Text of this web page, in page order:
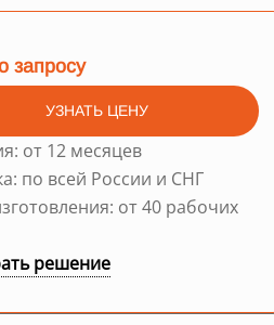
запросу
УЗНАТЬ ЦЕНУ
от 12 месяцев
по всей России и СНГ
от 40 рабочих
решение